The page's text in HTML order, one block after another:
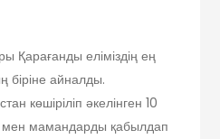
Қарағанды еліміздің ең
біріне айналды.
көшіріліп әкелінген 10
мен мамандарды қабылдап